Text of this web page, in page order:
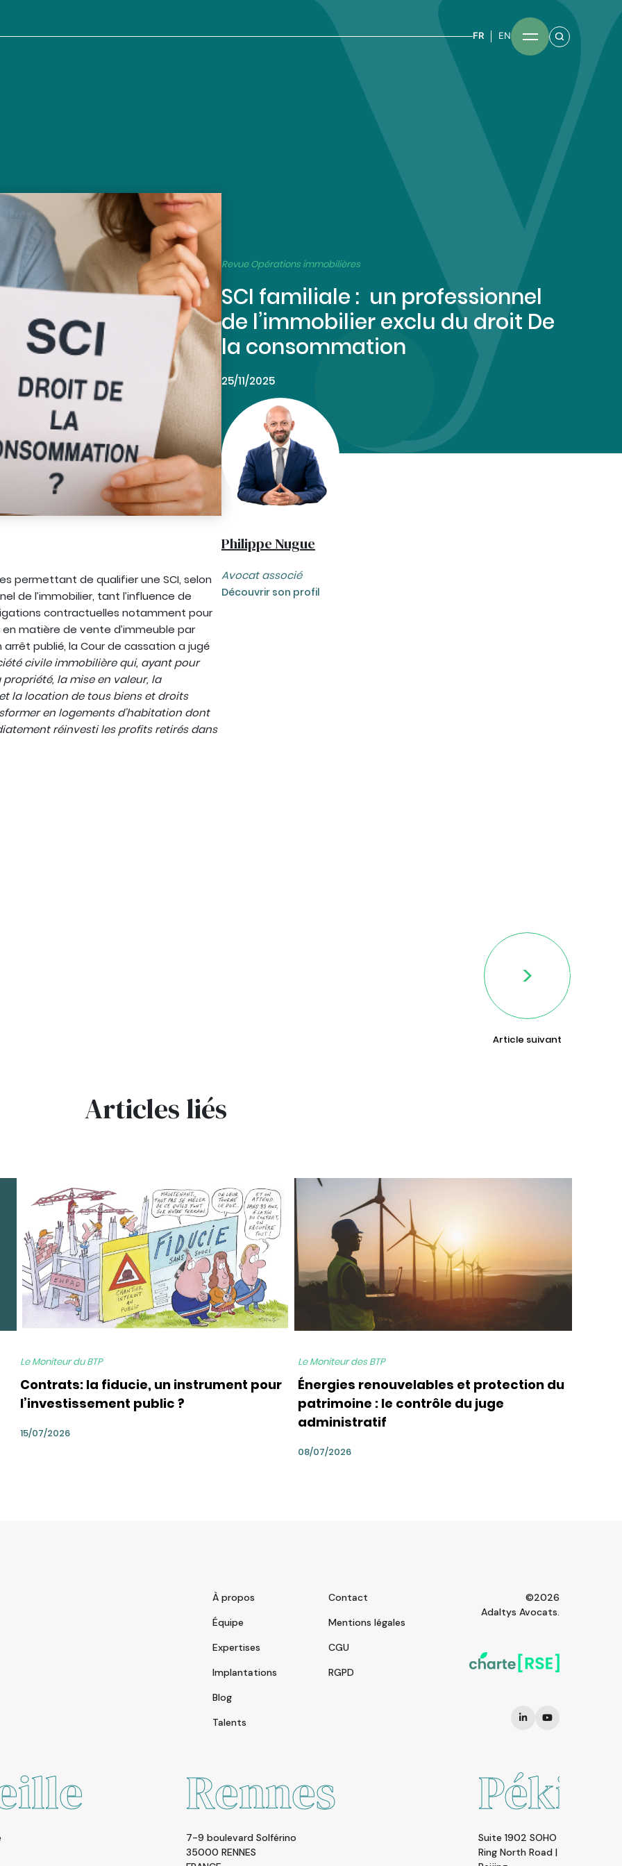
FR EN
Revue Opérations immobilières
SCI familiale : un professionnel
de l’immobilier exclu du droit De
la consommation
25/11/2025
permettant de qualifier une SCI, selon
de l’immobilier, tant l’influence de
contractuelles notamment pour
matière de vente d’immeuble par
publié, la Cour de cassation a jugé
civile immobilière qui, ayant pour
la mise en valeur, la
la location de tous biens et droits
en logements d’habitation dont
réinvesti les profits retirés dans
Philippe Nugue
Avocat associé
Découvrir son profil
Articles liés
Le Moniteur du BTP
Contrats: la fiducie, un instrument pour
l’investissement public ?
15/07/2026
bg
Le Moniteur des BTP
Énergies renouvelables et protection du
patrimoine : le contrôle du juge
administratif
08/07/2026
À propos
Équipe
Expertises
Implantations
Blog
Talents
Contact
Mentions légales
CGU
RGPD
©2026
Adaltys Avocats.
Rennes
Suite 1902 SOHO Nexus Cente | A19 East Third
Ring North Road | Chaoyang District | 100020